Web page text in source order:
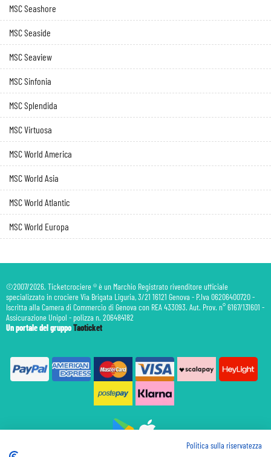
MSC Seashore
MSC Seaside
MSC Seaview
MSC Sinfonia
MSC Splendida
MSC Virtuosa
MSC World America
MSC World Asia
MSC World Atlantic
MSC World Europa
©2007/2026. Ticketcrociere ® è un Marchio Registrato rivenditore ufficiale
specializzato in crociere Via Brigata Liguria, 3/21 16121 Genova - P.Iva 06206400720 -
Iscritta alla Camera di Commercio di Genova con REA 433093. Aut. Prov. n° 6167/131601 -
Assicurazione Unipol - polizza n. 206484182
Un portale del gruppoTaoticket
Politica sulla riservatezza